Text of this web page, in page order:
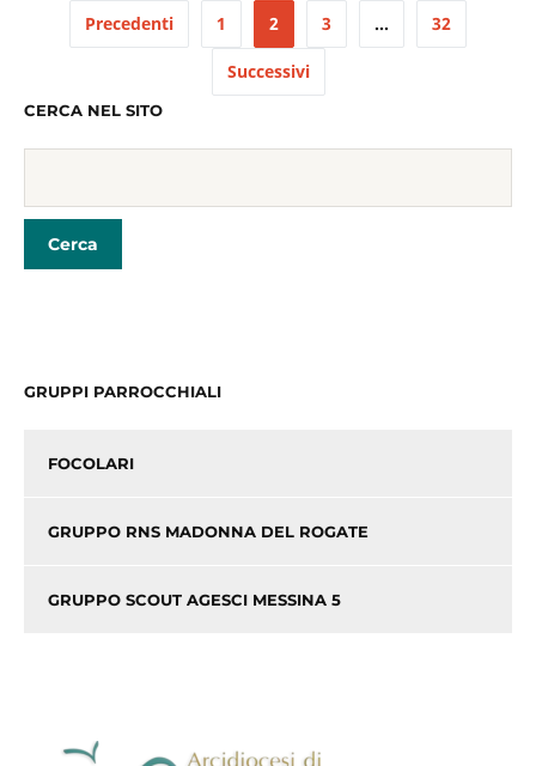
Precedenti 1 2 3 … 32
Successivi
CERCA NEL SITO
GRUPPI PARROCCHIALI
FOCOLARI
GRUPPO RNS MADONNA DEL ROGATE
GRUPPO SCOUT AGESCI MESSINA 5